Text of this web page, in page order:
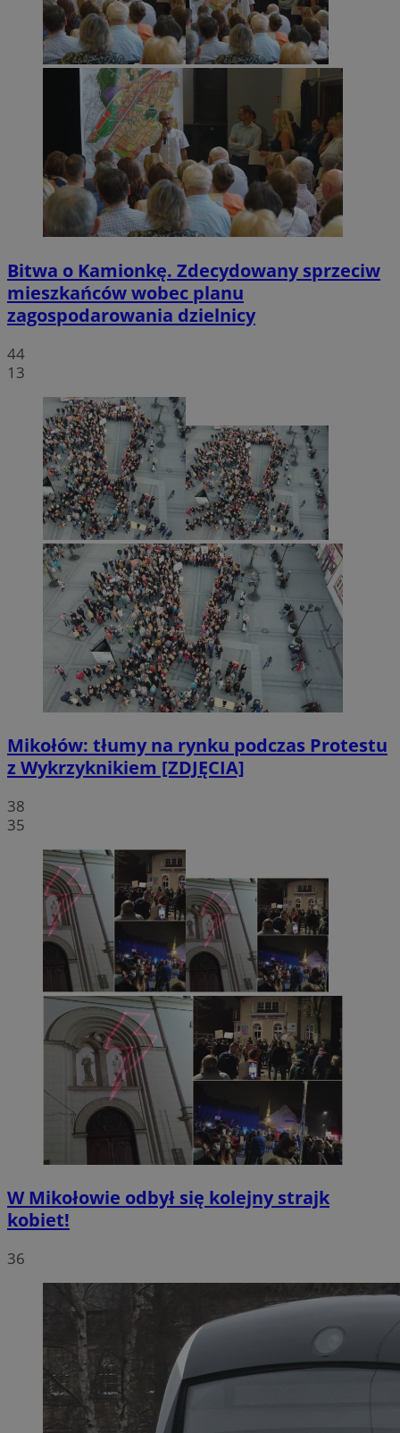
Bitwa o Kamionkę. Zdecydowany sprzeciw
mieszkańców wobec planu
zagospodarowania dzielnicy
44
13
Mikołów: tłumy na rynku podczas Protestu
z Wykrzyknikiem [ZDJĘCIA]
38
35
W Mikołowie odbył się kolejny strajk
kobiet!
36